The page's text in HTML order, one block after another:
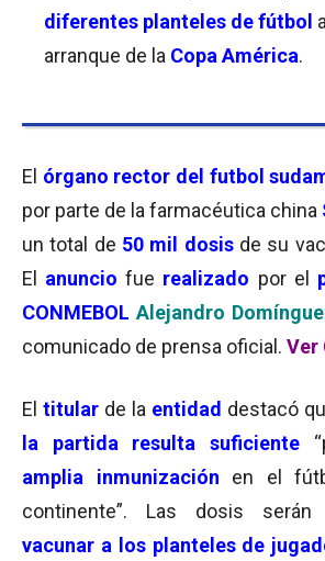
diferentes planteles de fútbol
arranque de la Copa América.
El órgano rector del futbol
por parte de la farmacéutica china
un total de 50 mil dosisde su
El
anunciofue realizado por el
CONMEBOL Alejandro
comunicado de prensa oficial. Ver
El titular de la entidad destacó
la partida resulta suficiente
amplia inmunización en el
continente”. Las dosis serán
vacunar a los planteles de